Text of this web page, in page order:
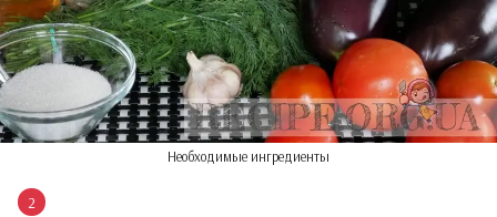
Необходимые ингредиенты